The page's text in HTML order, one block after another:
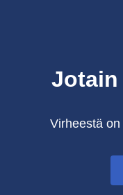
Jotain
Virheestä